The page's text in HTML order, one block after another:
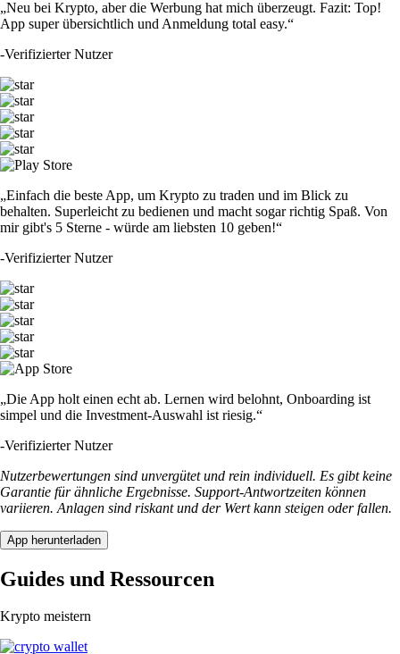
„Neu bei Krypto, aber die Werbung hat mich überzeugt. Fazit: Top!
App super übersichtlich und Anmeldung total easy.“
-Verifizierter Nutzer
„Einfach die beste App, um Krypto zu traden und im Blick zu
behalten. Superleicht zu bedienen und macht sogar richtig Spaß. Von
mir gibt's 5 Sterne - würde am liebsten 10 geben!“
-Verifizierter Nutzer
„Die App holt einen echt ab. Lernen wird belohnt, Onboarding ist
simpel und die Investment-Auswahl ist riesig.“
-Verifizierter Nutzer
Nutzerbewertungen sind unvergütet und rein individuell. Es gibt keine
Garantie für ähnliche Ergebnisse. Support-Antwortzeiten können
variieren. Anlagen sind riskant und der Wert kann steigen oder fallen.
App herunterladen
Guides und Ressourcen
Krypto meistern